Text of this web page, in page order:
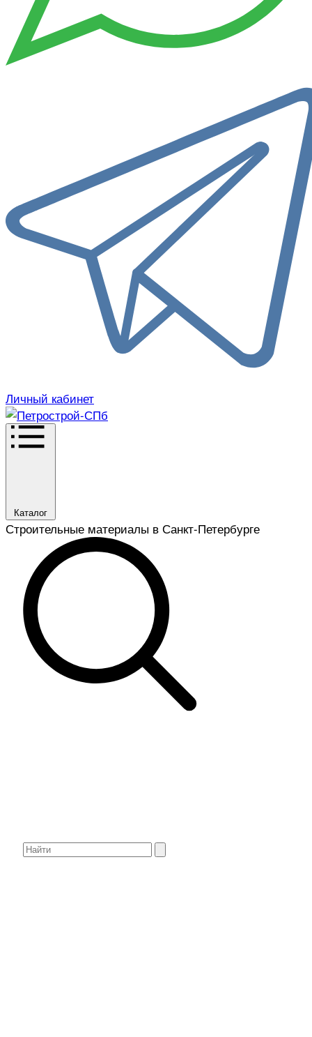
Личный кабинет
Каталог
Строительные материалы в Санкт-Петербурге